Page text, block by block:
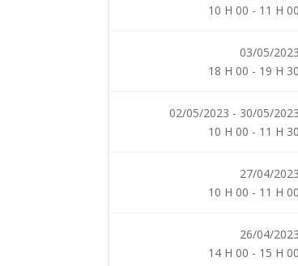
10 H 00 - 11 H 00
03/05/2023
18 H 00 - 19 H 30
02/05/2023 - 30/05/2023
10 H 00 - 11 H 30
27/04/2023
10 H 00 - 11 H 00
26/04/2023
14 H 00 - 15 H 00